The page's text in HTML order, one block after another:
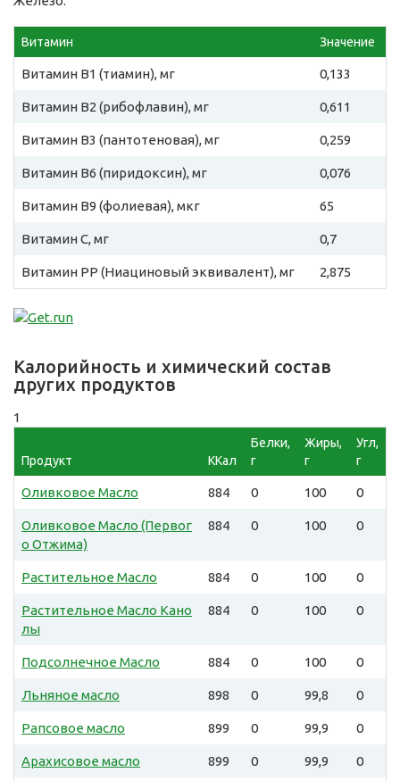
Витамин Значение
Витамин B1 (тиамин), мг 0,133
Витамин B2 (рибофлавин), мг 0,611
Витамин B3 (пантотеновая), мг 0,259
Витамин B6 (пиридоксин), мг 0,076
Витамин B9 (фолиевая), мкг 65
Витамин C, мг 0,7
Витамин PP (Ниациновый эквивалент), мг 2,875
Калорийность и химический состав
других продуктов
1
Продукт ККал
Белки,
г
Жиры,
г
Угл,
г
Оливковое Масло 884 0 100 0
Оливковое Масло (Первог
о Отжима)
884 0 100 0
Растительное Масло 884 0 100 0
Растительное Масло Кано
лы
884 0 100 0
Подсолнечное Масло 884 0 100 0
Льняное масло 898 0 99,8 0
Рапсовое масло 899 0 99,9 0
Арахисовое масло 899 0 99,9 0